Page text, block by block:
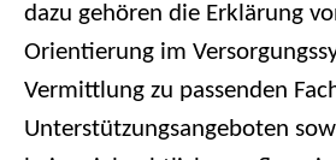
dazu gehören die Erklärung
Orientierung im
Vermittlung zu passenden
Unterstützungsangeboten